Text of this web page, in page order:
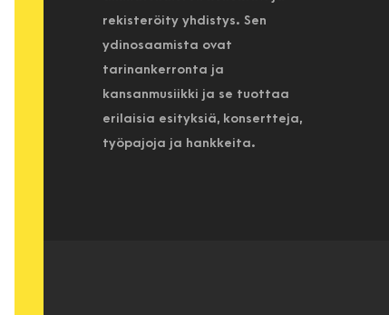
rekisteröity yhdistys. Sen
ydinosaamista ovat
tarinankerronta ja
kansanmusiikki ja se tuottaa
erilaisia esityksiä, konsertteja,
työpajoja ja hankkeita.